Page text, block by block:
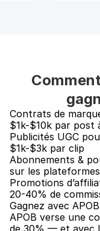
Contrats de
$1k-$10k par post
Publicités UGC
$1k-$3k par clip
Abonnements &
sur les
Promotions
20-40% de
Gagnez avec APOB
APOB verse une
de 30% — et avec